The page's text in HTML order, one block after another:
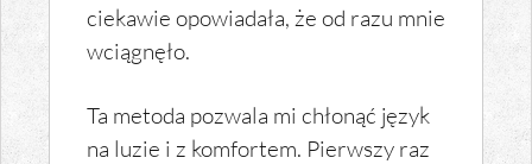
ciekawie opowiadała, że od razu mnie
wciągnęło.
Ta metoda pozwala mi chłonąć język
na luzie i z komfortem. Pierwszy raz